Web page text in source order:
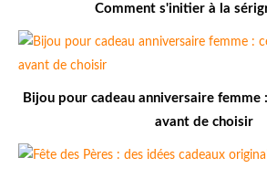
Comment s'initier à la
Bijou pour cadeau anniversaire
avant de choisir